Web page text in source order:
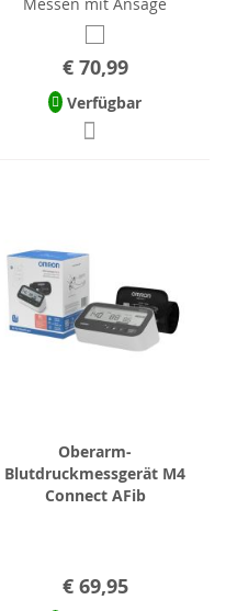
€ 70,99
Verfügbar
Oberarm-
Blutdruckmessgerät M4
Connect AFib
€ 69,95